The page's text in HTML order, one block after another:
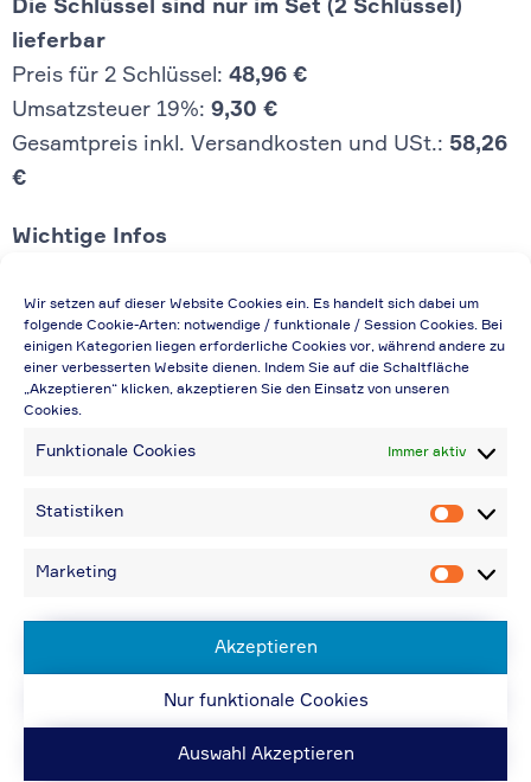
Wir setzen auf dieser Website Cookies ein. Es handelt sich dabei um
folgende Cookie-Arten: notwendige / funktionale / Session Cookies. Bei
einigen Kategorien liegen erforderliche Cookies vor, während andere zu
einer verbesserten Website dienen. Indem Sie auf die Schaltfläche
„Akzeptieren“ klicken, akzeptieren Sie den Einsatz von unseren
Cookies.
Funktionale Cookies Immer aktiv
Statistiken
Marketing
Akzeptieren
Nur funktionale Cookies
Auswahl Akzeptieren
Die Schlüssel sind nur im Set (2 Schlüssel)
lieferbar
Preis für 2 Schlüssel: 48,96 €
Umsatzsteuer 19%: 9,30 €
Gesamtpreis inkl. Versandkosten und USt.: 58,26
€
Wichtige Infos
Die Preisangabe gilt auch für
Handelsbetriebe (Netto-Preis, ohne
Rabattabzug)
Falls durch Falschangaben im Bestellformular
Bei Rückfragen können Sie uns über die E-
Bei Angabe von USt-IdNr und Bestellungen
| Website: ORIS